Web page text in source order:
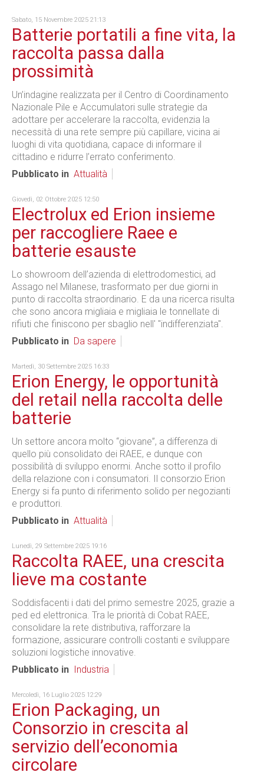
Sabato, 15 Novembre 2025 21:13
Batterie portatili a fine vita, la
raccolta passa dalla
prossimità
Un’indagine realizzata per il Centro di Coordinamento
Nazionale Pile e Accumulatori sulle strategie da
adottare per accelerare la raccolta, evidenzia la
necessità di una rete sempre più capillare, vicina ai
luoghi di vita quotidiana, capace di informare il
cittadino e ridurre l’errato conferimento.
Pubblicato in Attualità
Giovedì, 02 Ottobre 2025 12:50
Electrolux ed Erion insieme
per raccogliere Raee e
batterie esauste
Lo showroom dell’azienda di elettrodomestici, ad
Assago nel Milanese, trasformato per due giorni in
punto di raccolta straordinario. E da una ricerca risulta
che sono ancora migliaia e migliaia le tonnellate di
rifiuti che finiscono per sbaglio nell' "indifferenziata".
Pubblicato in Da sapere
Martedì, 30 Settembre 2025 16:33
Erion Energy, le opportunità
del retail nella raccolta delle
batterie
Un settore ancora molto “giovane”, a differenza di
quello più consolidato dei RAEE, e dunque con
possibilità di sviluppo enormi. Anche sotto il profilo
della relazione con i consumatori. Il consorzio Erion
Energy si fa punto di riferimento solido per negozianti
e produttori.
Pubblicato in Attualità
Lunedì, 29 Settembre 2025 19:16
Raccolta RAEE, una crescita
lieve ma costante
Soddisfacenti i dati del primo semestre 2025, grazie a
ped ed elettronica. Tra le priorità di Cobat RAEE,
consolidare la rete distributiva, rafforzare la
formazione, assicurare controlli costanti e sviluppare
soluzioni logistiche innovative.
Pubblicato in
Industria
Mercoledì, 16 Luglio 2025 12:29
Erion Packaging, un
Consorzio in crescita al
servizio dell’economia
circolare